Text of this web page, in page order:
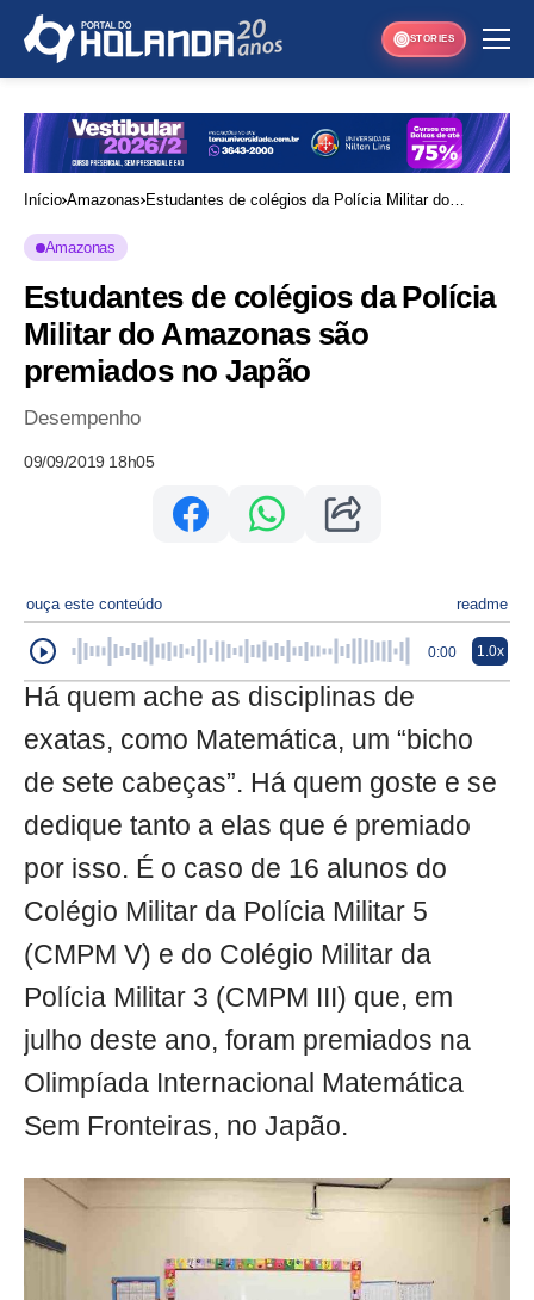
STORIES
Início Amazonas Estudantes de colégios da Polícia Militar do
Amazonas
Estudantes de colégios da Polícia
Militar do Amazonas são
premiados no Japão
Desempenho
09/09/2019 18h05
ouça este conteúdo readme
0:00 1.0x
Há quem ache as disciplinas de
exatas, como Matemática, um “bicho
de sete cabeças”. Há quem goste e se
dedique tanto a elas que é premiado
por isso. É o caso de 16 alunos do
Colégio Militar da Polícia Militar 5
(CMPM V) e do Colégio Militar da
Polícia Militar 3 (CMPM III) que, em
julho deste ano, foram premiados na
Olimpíada Internacional Matemática
Sem Fronteiras, no Japão.